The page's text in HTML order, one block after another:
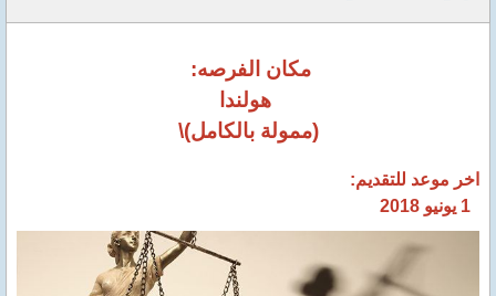
مكان الفرصه:
هولندا
(ممولة بالكامل)\
اخر موعد للتقديم: